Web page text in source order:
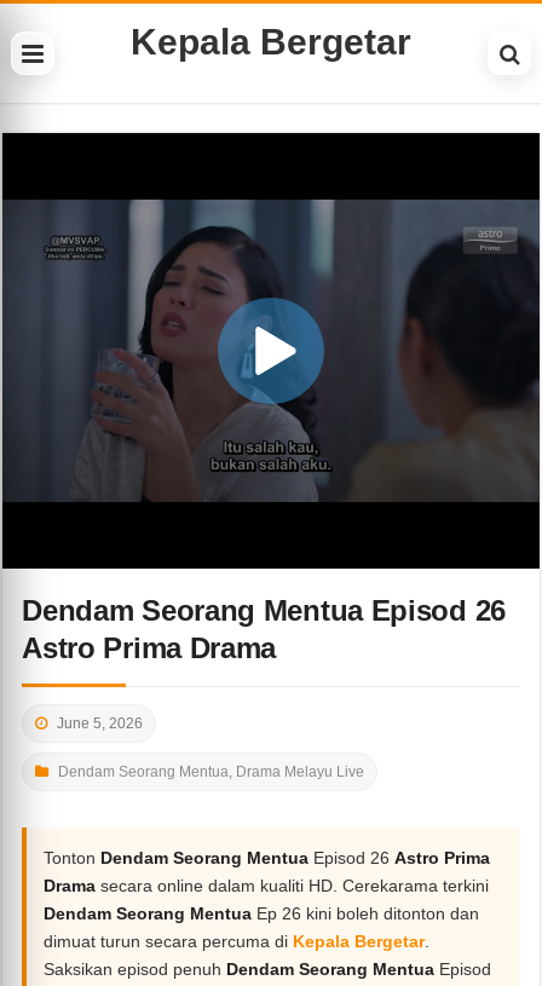
Kepala Bergetar
Dendam Seorang Mentua Episod 26
Astro Prima Drama
June 5, 2026
Dendam Seorang Mentua, Drama Melayu Live
Tonton Dendam Seorang Mentua Episod 26Astro Prima
Drama secara online dalam kualiti HD. Cerekarama terkini
Dendam Seorang Mentua Ep 26 kini boleh ditonton dan
dimuat turun secara percuma di Kepala Bergetar.
Saksikan episod penuh Dendam Seorang Mentua Episod